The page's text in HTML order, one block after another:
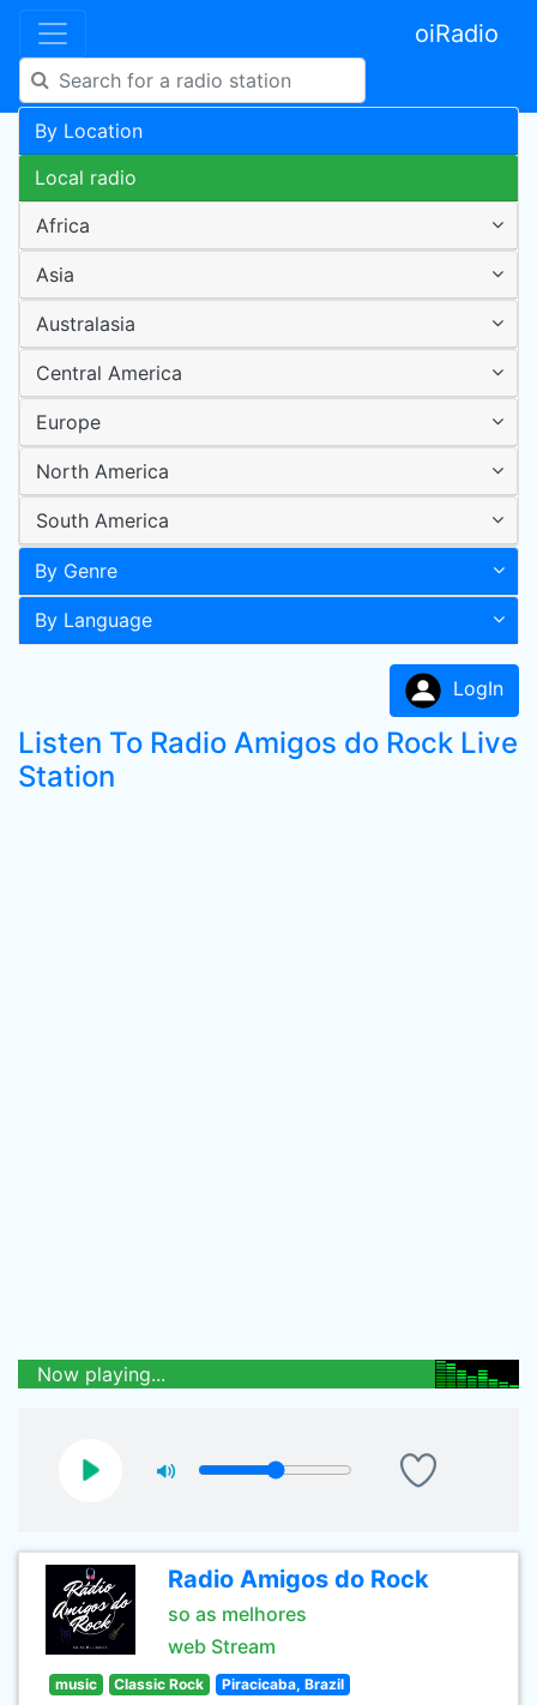
oiRadio
By Location
Local radio
Africa
Asia
Australasia
Central America
Europe
North America
South America
By Genre
By Language
LogIn
Listen To Radio Amigos do Rock Live
Station
Now playing...
Radio Amigos do Rock
so as melhores
web Stream
music Classic Rock Piracicaba, Brazil